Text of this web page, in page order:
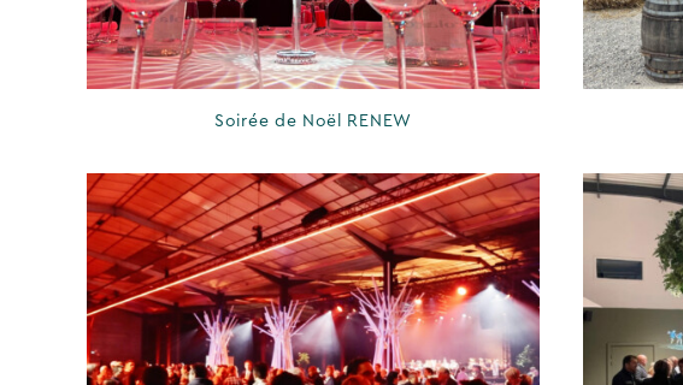
Soirée de Noël RENEW